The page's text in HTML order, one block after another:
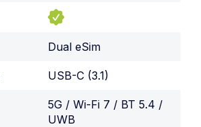
Dual eSim
USB-C (3.1)
5G / Wi-Fi 7 / BT 5.4 /
UWB